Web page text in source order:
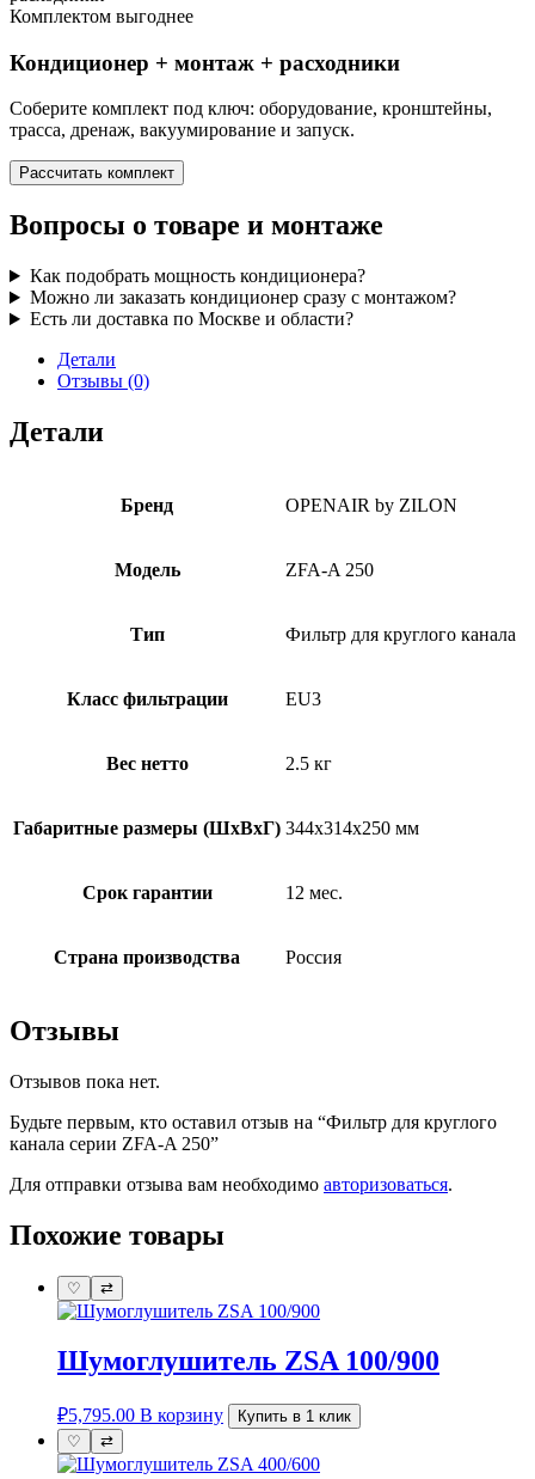
Комплектом выгоднее
Кондиционер + монтаж + расходники
Соберите комплект под ключ: оборудование, кронштейны,
трасса, дренаж, вакуумирование и запуск.
Рассчитать комплект
Вопросы о товаре и монтаже
Как подобрать мощность кондиционера?
Можно ли заказать кондиционер сразу с монтажом?
Есть ли доставка по Москве и области?
Детали
Отзывы (0)
Детали
Бренд OPENAIR by ZILON
Модель ZFA-A 250
Тип Фильтр для круглого канала
Класс фильтрации EU3
Вес нетто 2.5 кг
Габаритные размеры (ШxВxГ) 344x314x250 мм
Срок гарантии 12 мес.
Страна производства Россия
Отзывы
Отзывов пока нет.
Будьте первым, кто оставил отзыв на “Фильтр для круглого
канала серии ZFA-A 250”
Для отправки отзыва вам необходимо авторизоваться.
Похожие товары
♡ ⇄
Шумоглушитель ZSA 100/900
₽5,795.00 В корзину
Купить в 1 клик
♡
⇄